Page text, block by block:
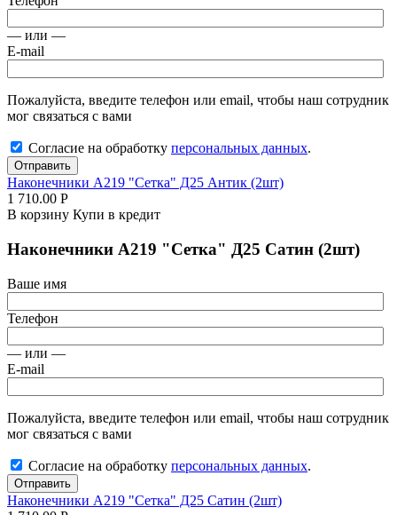
— или —
E-mail
Пожалуйста, введите телефон или email, чтобы наш сотрудник
мог связаться с вами
Согласие на обработку персональных данных.
Отправить
Наконечники А219 "Сетка" Д25 Антик (2шт)
1 710.00 Р
В корзину Купи в кредит
Наконечники А219 "Сетка" Д25 Сатин (2шт)
Ваше имя
Телефон
— или —
E-mail
Пожалуйста, введите телефон или email, чтобы наш сотрудник
мог связаться с вами
Согласие на обработку персональных данных.
Отправить
Наконечники А219 "Сетка" Д25 Сатин (2шт)